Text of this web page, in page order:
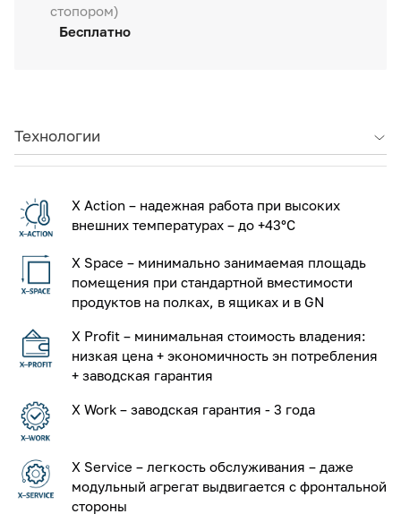
стопором)
Бесплатно
Технологии
X Action – надежная работа при высоких
внешних температурах – до +43°С
X Space – минимально занимаемая площадь
помещения при стандартной вместимости
продуктов на полках, в ящиках и в GN
X Profit – минимальная стоимость владения:
низкая цена + экономичность эн потребления
+ заводская гарантия
X Work – заводская гарантия - 3 года
X Service – легкость обслуживания – даже
модульный агрегат выдвигается с фронтальной
стороны